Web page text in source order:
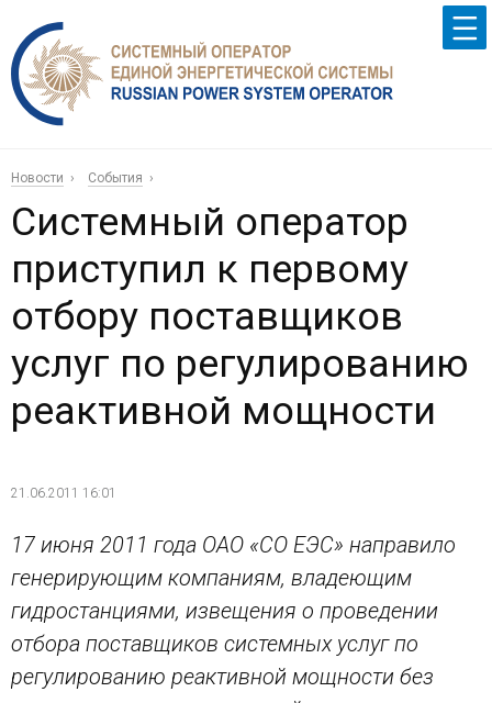
Новости События
Системный оператор
приступил к первому
отбору поставщиков
услуг по регулированию
реактивной мощности
21.06.2011 16:01
17 июня 2011 года ОАО «СО ЕЭС» направило
генерирующим компаниям, владеющим
гидростанциями, извещения о проведении
отбора поставщиков системных услуг по
регулированию реактивной мощности без